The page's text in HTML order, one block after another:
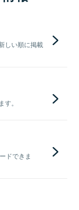
しい順に掲載
。
ドできま